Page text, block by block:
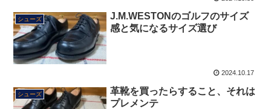
シューズ
J.M.WESTONのゴルフのサイズ
感と気になるサイズ選び
2024.10.17
シューズ
革靴を買ったらすること、それは
プレメンテ